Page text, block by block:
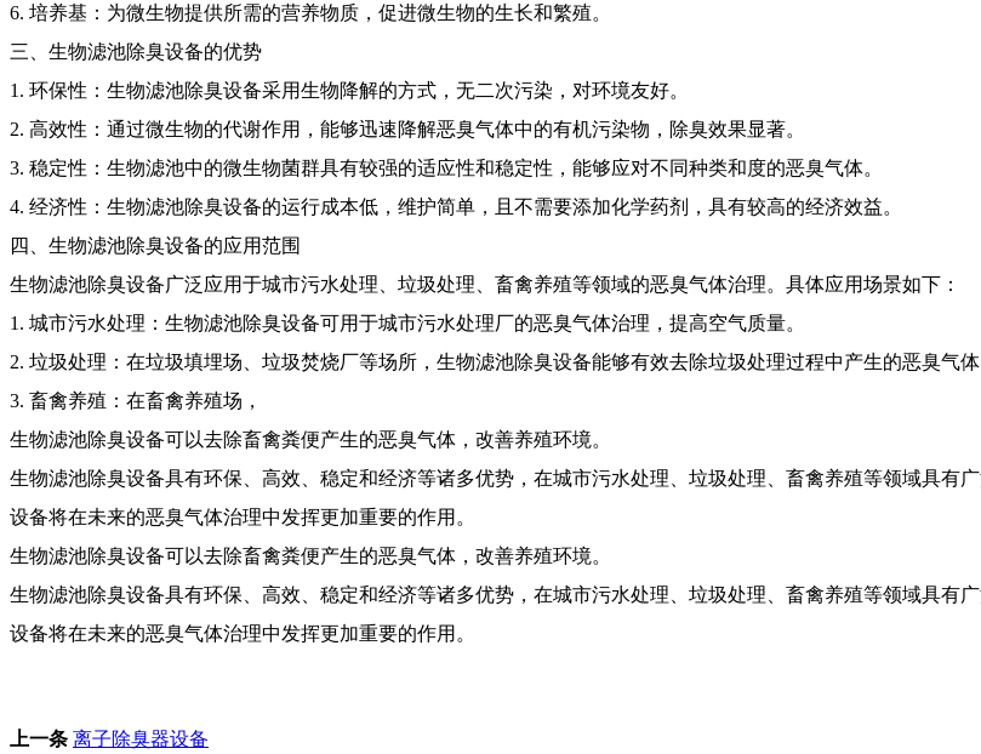
6. 培养基：为微生物提供所需的营养物质，促进微生物的生长和繁殖。
三、生物滤池除臭设备的优势
1. 环保性：生物滤池除臭设备采用生物降解的方式，无二次污染，对环境友好。
2. 高效性：通过微生物的代谢作用，能够迅速降解恶臭气体中的有机污染物，除臭效果显著。
3. 稳定性：生物滤池中的微生物菌群具有较强的适应性和稳定性，能够应对不同种类和度的恶臭气体。
4. 经济性：生物滤池除臭设备的运行成本低，维护简单，且不需要添加化学药剂，具有较高的经济效益。
四、生物滤池除臭设备的应用范围
生物滤池除臭设备广泛应用于城市污水处理、垃圾处理、畜禽养殖等领域的恶臭气体治理。具体应用场景如下：
1. 城市污水处理：生物滤池除臭设备可用于城市污水处理厂的恶臭气体治理，提高空气质量。
2. 垃圾处理：在垃圾填埋场、垃圾焚烧厂等场所，生物滤池除臭设备能够有效去除垃圾处理过程中产生的恶臭气体
3. 畜禽养殖：在畜禽养殖场，
生物滤池除臭设备可以去除畜禽粪便产生的恶臭气体，改善养殖环境。
生物滤池除臭设备具有环保、高效、稳定和经济等诸多优势，在城市污水处理、垃圾处理、畜禽养殖等领域具有
设备将在未来的恶臭气体治理中发挥更加重要的作用。
生物滤池除臭设备可以去除畜禽粪便产生的恶臭气体，改善养殖环境。
生物滤池除臭设备具有环保、高效、稳定和经济等诸多优势，在城市污水处理、垃圾处理、畜禽养殖等领域具有
设备将在未来的恶臭气体治理中发挥更加重要的作用。
上一条 离子除臭器设备